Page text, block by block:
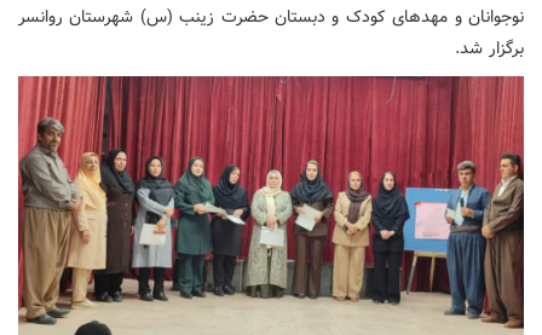
نوجوانان و مهدهای کودک و دبستان حضرت زینب (س) شهرستان روانسر
برگزار شد.